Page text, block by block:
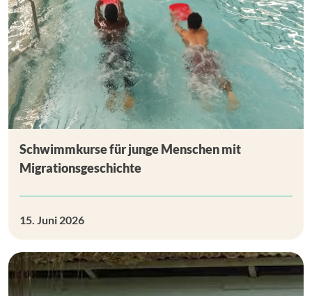
Schwimmkurse für junge Menschen mit
Migrationsgeschichte
15. Juni 2026